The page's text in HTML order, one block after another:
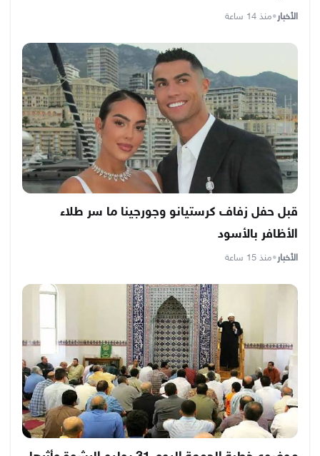
الأخبار•منذ 14 ساعة
قبل حفل زفاف كرستيانو وجورجينا ما سر طلاء
الأظافر بالأسود
الأخبار•منذ 15 ساعة